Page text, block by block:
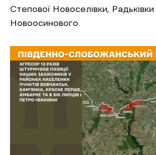
Степової Новоселівки, Радьківки
Новоосинового.